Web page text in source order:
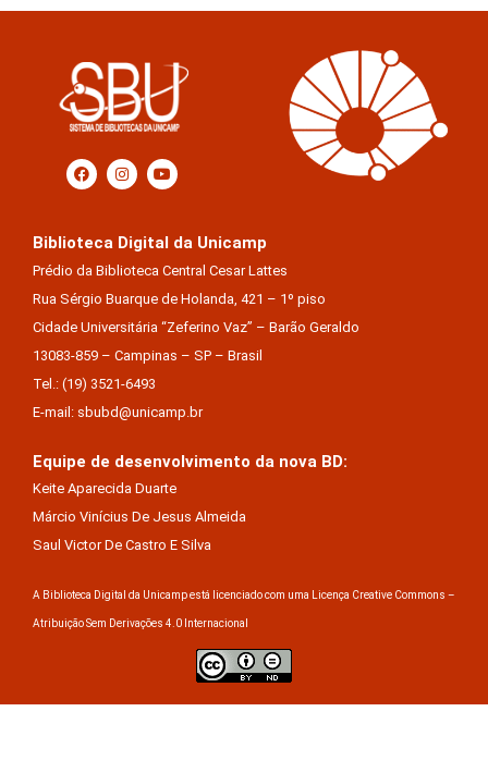
Biblioteca Digital da Unicamp
Prédio da Biblioteca Central Cesar Lattes
Rua Sérgio Buarque de Holanda, 421 – 1º piso
Cidade Universitária “Zeferino Vaz” – Barão Geraldo
13083-859 – Campinas – SP – Brasil
Tel.: (19) 3521-6493
E-mail: sbubd@unicamp.br
Equipe de desenvolvimento da nova BD:
Keite Aparecida Duarte
Márcio Vinícius De Jesus Almeida
Saul Victor De Castro E Silva
A Biblioteca Digital da Unicamp está licenciado com uma Licença Creative Commons –
Atribuição Sem Derivações 4.0 Internacional